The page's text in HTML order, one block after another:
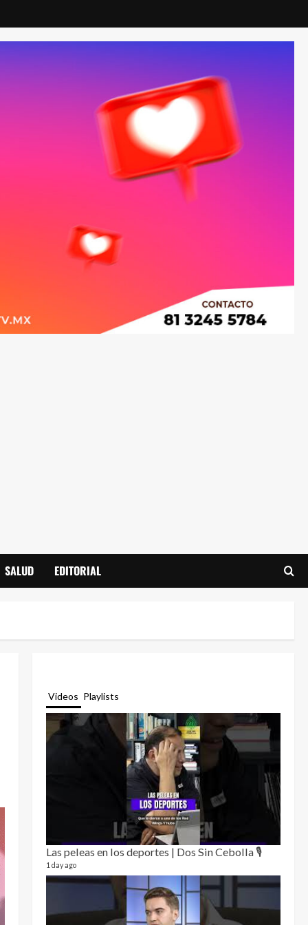
SALUD EDITORIAL
Videos Playlists
Las peleas en los deportes | Dos Sin Cebolla 🎙️
1 day ago
3